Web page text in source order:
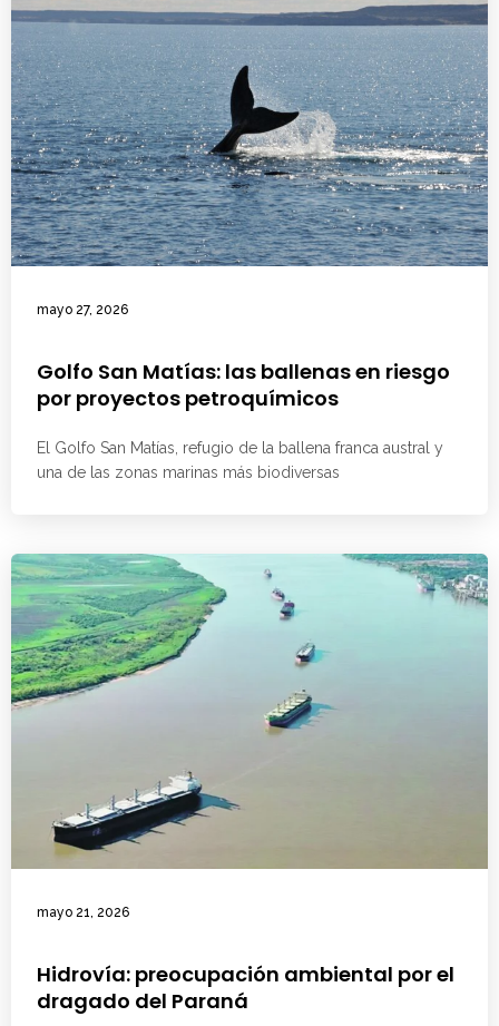
mayo 27, 2026
Golfo San Matías: las ballenas en riesgo
por proyectos petroquímicos
El Golfo San Matías, refugio de la ballena franca austral y
una de las zonas marinas más biodiversas
mayo 21, 2026
Hidrovía: preocupación ambiental por el
dragado del Paraná